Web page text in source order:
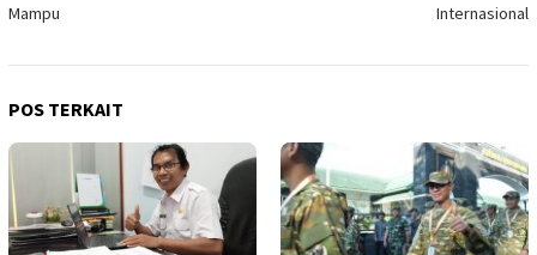
Mampu
Internasional
POS TERKAIT